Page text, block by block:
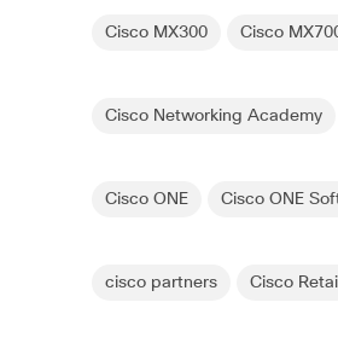
Cisco MX300 Cisco
Cisco Networking Academy
Cisco ONE Cisco ONE
cisco partners Cisco Retail